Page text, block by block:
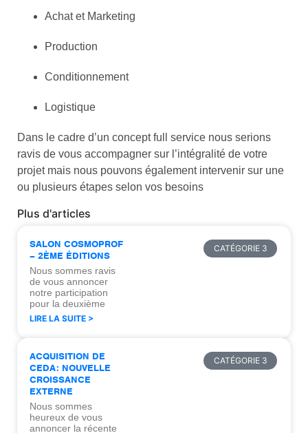
Achat et Marketing
Production
Conditionnement
Logistique
Dans le cadre d’un concept full service nous serions
ravis de vous accompagner sur l’intégralité de votre
projet mais nous pouvons également intervenir sur une
ou plusieurs étapes selon vos besoins
Plus d'articles
CATÉGORIE 3
SALON COSMOPROF
– 2ÈME ÉDITIONS
Nous sommes ravis
de vous annoncer
notre participation
pour la deuxième
LIRE LA SUITE >
CATÉGORIE 3
ACQUISITION DE
CEDA: NOUVELLE
CROISSANCE
EXTERNE
Nous sommes
heureux de vous
annoncer la récente